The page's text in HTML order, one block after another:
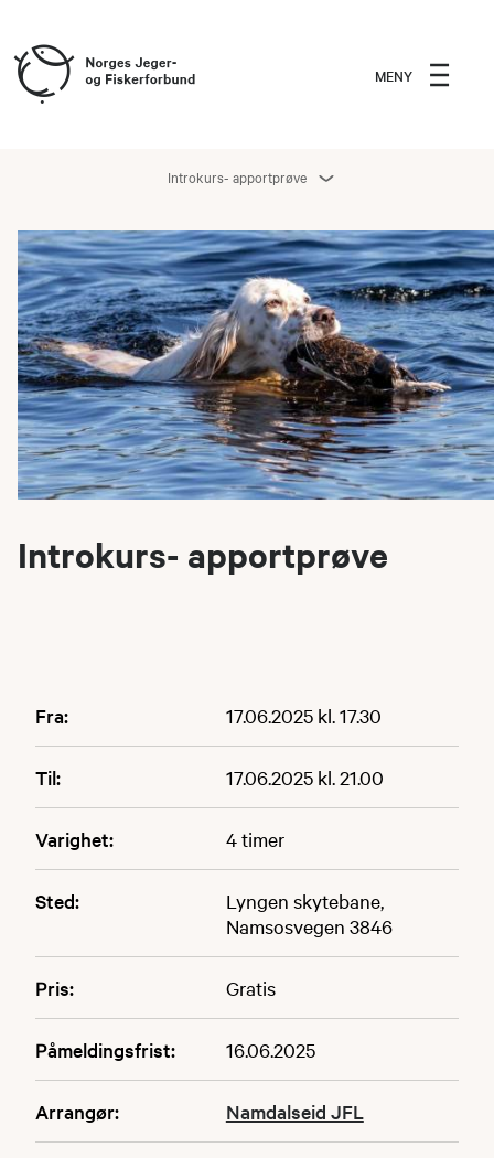
MENY
Introkurs- apportprøve
Introkurs- apportprøve
Fra: 17.06.2025 kl. 17.30
Til: 17.06.2025 kl. 21.00
Varighet: 4 timer
Sted:
Lyngen skytebane,
Namsosvegen 3846
Pris: Gratis
Påmeldingsfrist: 16.06.2025
Arrangør: Namdalseid JFL